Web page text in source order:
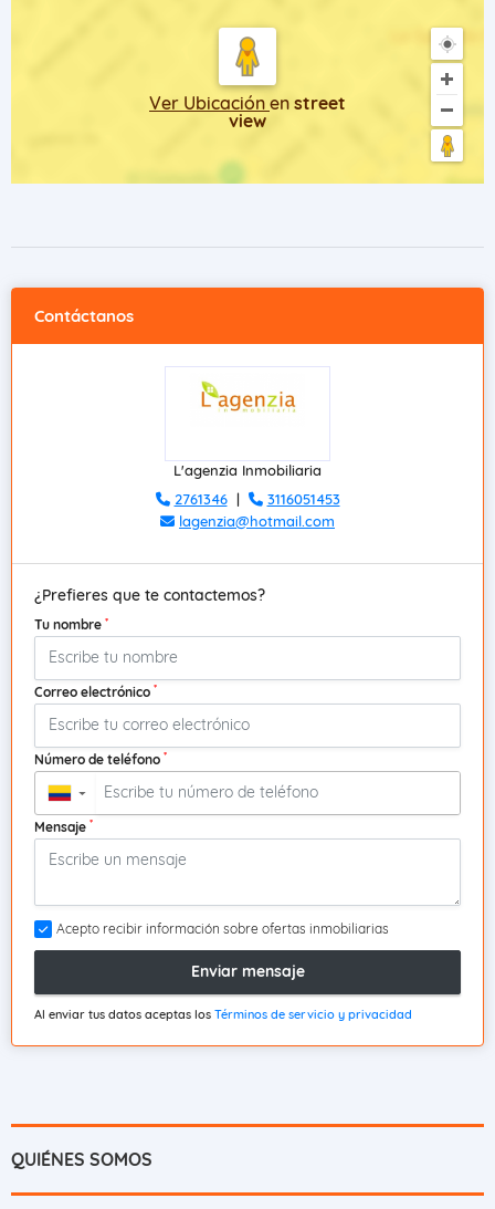
Ver Ubicación en street
view
Contáctanos
L'agenzia Inmobiliaria
2761346|
3116051453
lagenzia@hotmail.com
¿Prefieres que te contactemos?
Tu nombre *
Correo electrónico *
Número de teléfono *
▼
Mensaje *
Acepto recibir información sobre ofertas inmobiliarias
Enviar mensaje
Al enviar tus datos aceptas los Términos de servicio y privacidad
QUIÉNES SOMOS